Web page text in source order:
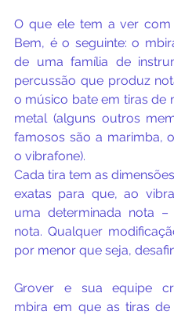
O que ele tem a ver com
Bem, é o seguinte: o
de uma família de
percussão que produz
o músico bate em tiras de
metal (alguns outros
famosos são a marimba,
o vibrafone).
Cada tira tem as
exatas para que, ao
uma determinada nota
nota. Qualquer
por menor que seja,
Grover e sua equipe
mbira em que as tiras de